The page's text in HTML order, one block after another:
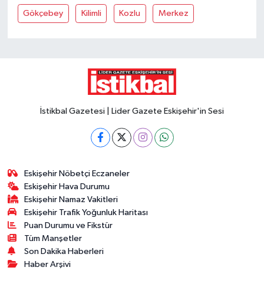
Gökçebey Kilimli Kozlu Merkez
İstikbal Gazetesi | Lider Gazete Eskişehir'in Sesi
Eskişehir Nöbetçi Eczaneler
Eskişehir Hava Durumu
Eskişehir Namaz Vakitleri
Eskişehir Trafik Yoğunluk Haritası
Puan Durumu ve Fikstür
Tüm Manşetler
Son Dakika Haberleri
Haber Arşivi